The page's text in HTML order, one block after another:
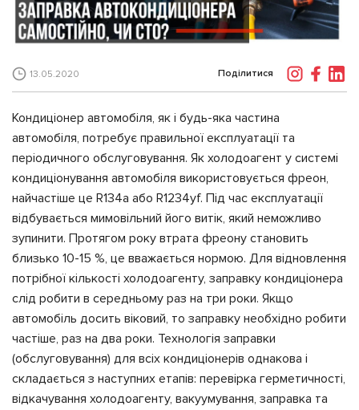
13.05.2020 Поділитися
Кондиціонер автомобіля, як і будь-яка частина
автомобіля, потребує правильної експлуатації та
періодичного обслуговування. Як холодоагент у системі
кондиціонування автомобіля використовується фреон,
найчастіше це R134a або R1234yf. Під час експлуатації
відбувається мимовільний його витік, який неможливо
зупинити. Протягом року втрата фреону становить
близько 10-15 %, це вважається нормою. Для відновлення
потрібної кількості холодоагенту, заправку кондиціонера
слід робити в середньому раз на три роки. Якщо
автомобіль досить віковий, то заправку необхідно робити
частіше, раз на два роки. Технологія заправки
(обслуговування) для всіх кондиціонерів однакова і
складається з наступних етапів: перевірка герметичності,
відкачування холодоагенту, вакуумування, заправка та